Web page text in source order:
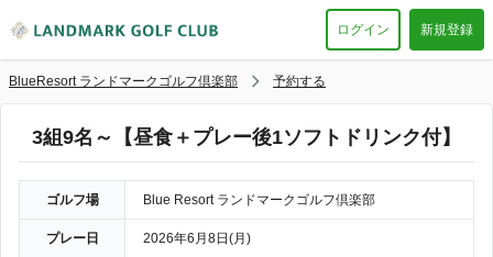
ログイン 新規登録
BlueResort ランドマークゴルフ倶楽部 予約する
3組9名～【昼食＋プレー後1ソフトドリンク付】
ゴルフ場 Blue Resort ランドマークゴルフ倶楽部
プレー日 2026年6月8日(月)